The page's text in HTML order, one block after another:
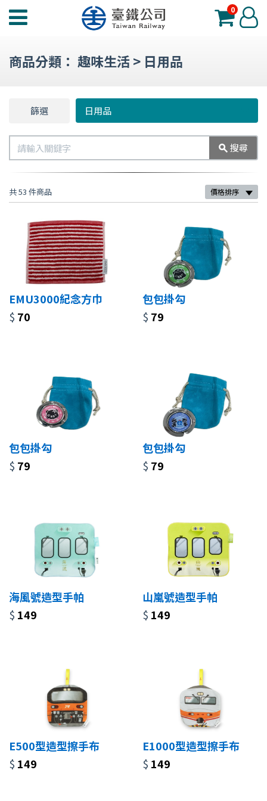
臺
工
選
單
0 登
入
商品分類： 趣味生活> 日用品
篩選 日用品
選
搜尋
共 53 件商品 價格排序
EMU3000紀念方巾
$ 70
包包掛勾
$ 79
包包掛勾
$ 79
包包掛勾
$ 79
海風號造型手帕
$ 149
山嵐號造型手帕
$ 149
E500型造型擦手布
$ 149
E1000型造型擦手布
$ 149